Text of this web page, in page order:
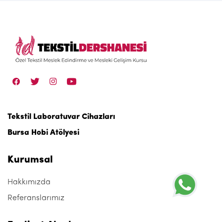
Tekstil Laboratuvar Cihazları
Bursa Hobi Atölyesi
Kurumsal
Hakkımızda
Referanslarımız